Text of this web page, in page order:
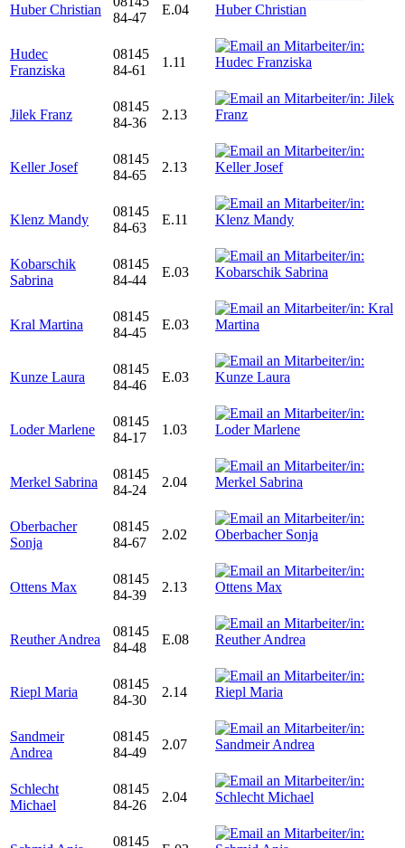
Huber Christian
84-47
E.04
Hudec
Franziska
08145
84-61
1.11
Jilek Franz
08145
84-36
2.13
Keller Josef
08145
84-65
2.13
Klenz Mandy
08145
84-63
E.11
Kobarschik
Sabrina
08145
84-44
E.03
Kral Martina
08145
84-45
E.03
Kunze Laura
08145
84-46
E.03
Loder Marlene
08145
84-17
1.03
Merkel Sabrina
08145
84-24
2.04
Oberbacher
Sonja
08145
84-67
2.02
Ottens Max
08145
84-39
2.13
Reuther Andrea
08145
84-48
E.08
Riepl Maria
08145
84-30
2.14
Sandmeir
Andrea
08145
84-49
2.07
Schlecht
Michael
08145
84-26
2.04
08145